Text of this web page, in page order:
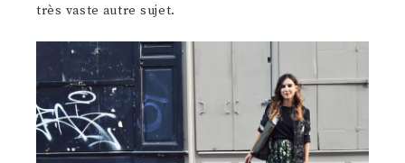
très vaste autre sujet.